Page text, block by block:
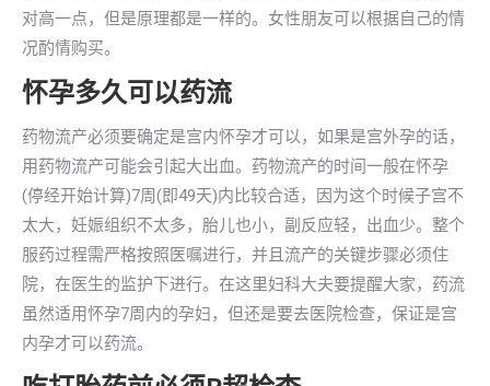
对高一点，但是原理都是一样的。女性朋友可以根据自己的情
况酌情购买。
怀孕多久可以药流
药物流产必须要确定是宫内怀孕才可以，如果是宫外孕的话，
用药物流产可能会引起大出血。药物流产的时间一般在怀孕
(停经开始计算)7周(即49天)内比较合适，因为这个时候子宫不
太大，妊娠组织不太多，胎儿也小，副反应轻，出血少。整个
服药过程需严格按照医嘱进行，并且流产的关键步骤必须住
院，在医生的监护下进行。在这里妇科大夫要提醒大家，药流
虽然适用怀孕7周内的孕妇，但还是要去医院检查，保证是宫
内孕才可以药流。